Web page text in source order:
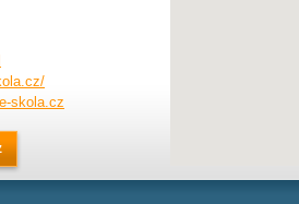
skola.cz